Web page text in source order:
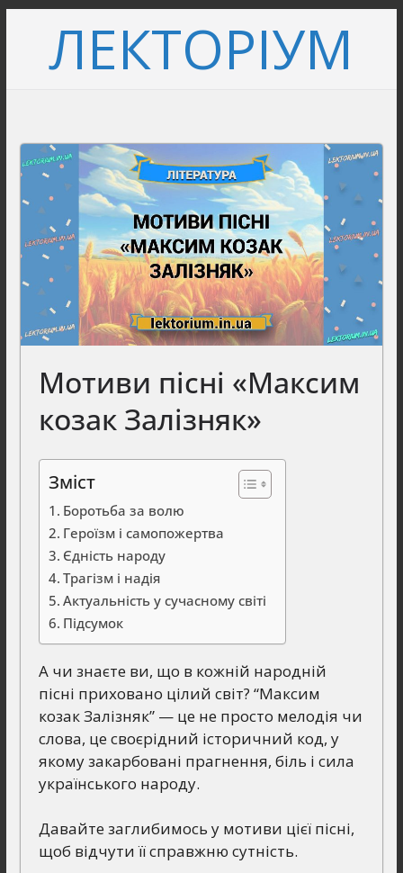
вмістуЛЕКТОРІУМ
Мотиви пісні «Максим
козак Залізняк»
Зміст
Боротьба за волю
Героїзм і самопожертва
Єдність народу
Трагізм і надія
Актуальність у сучасному світі
Підсумок
А чи знаєте ви, що в кожній народній
пісні приховано цілий світ? “Максим
козак Залізняк” — це не просто мелодія чи
слова, це своєрідний історичний код, у
якому закарбовані прагнення, біль і сила
українського народу.
Давайте заглибимось у мотиви цієї пісні,
щоб відчути її справжню сутність.